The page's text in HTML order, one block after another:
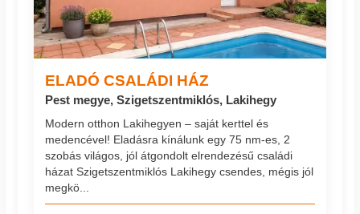
ELADÓ CSALÁDI HÁZ
Pest megye, Szigetszentmiklós, Lakihegy
Modern otthon Lakihegyen – saját kerttel és
medencével! Eladásra kínálunk egy 75 nm-es, 2
szobás világos, jól átgondolt elrendezésű családi
házat Szigetszentmiklós Lakihegy csendes, mégis jól
megkö...